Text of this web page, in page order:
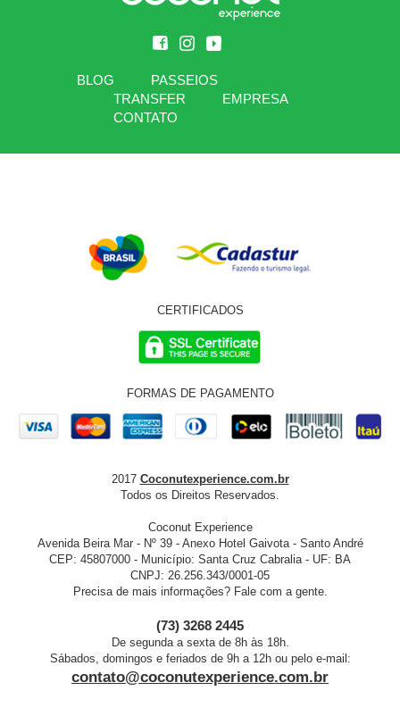
BLOG
PASSEIOS
TRANSFER
EMPRESA
CONTATO
CERTIFICADOS
FORMAS DE PAGAMENTO
2017 Coconutexperience.com.br
Todos os Direitos Reservados.
Coconut Experience
Avenida Beira Mar - Nº 39 - Anexo Hotel Gaivota - Santo André
CEP: 45807000 - Município: Santa Cruz Cabralia - UF: BA
CNPJ: 26.256.343/0001-05
Precisa de mais informações? Fale com a gente.
(73) 3268 2445
De segunda a sexta de 8h às 18h.
Sábados, domingos e feriados de 9h a 12h ou pelo e-mail:
contato@coconutexperience.com.br